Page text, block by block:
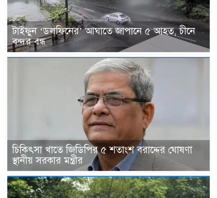
টাইফুন ‘ডলফিনের’ আঘাতে জাপানে ৫ আহত, চীনে
বন্দর বন্ধ
চিকিৎসা খাতে জিডিপির ৫ শতাংশ বরাদ্দের ঘোষণা
স্থানীয় সরকার মন্ত্রীর